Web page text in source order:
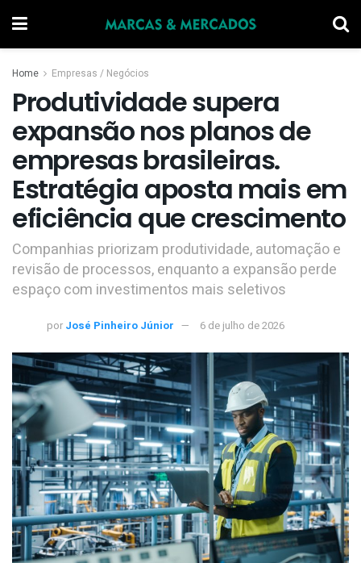
Home Empresas / Negócios
Produtividade supera
expansão nos planos de
empresas brasileiras.
Estratégia aposta mais em
eficiência que crescimento
Companhias priorizam produtividade, automação e
revisão de processos, enquanto a expansão perde
espaço com investimentos mais seletivos
por José Pinheiro Júnior 6 de julho de 2026